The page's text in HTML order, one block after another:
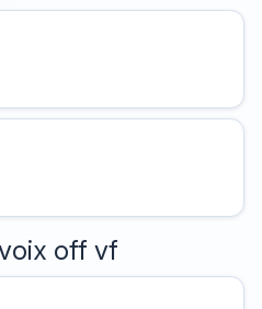
off vf